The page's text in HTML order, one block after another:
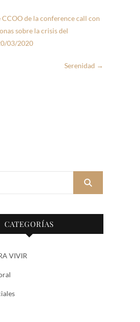
CCOO de la conference call con
sobre la crisis del
03/2020
Serenidad →
Buscar
CATEGORÍAS
VIVIR